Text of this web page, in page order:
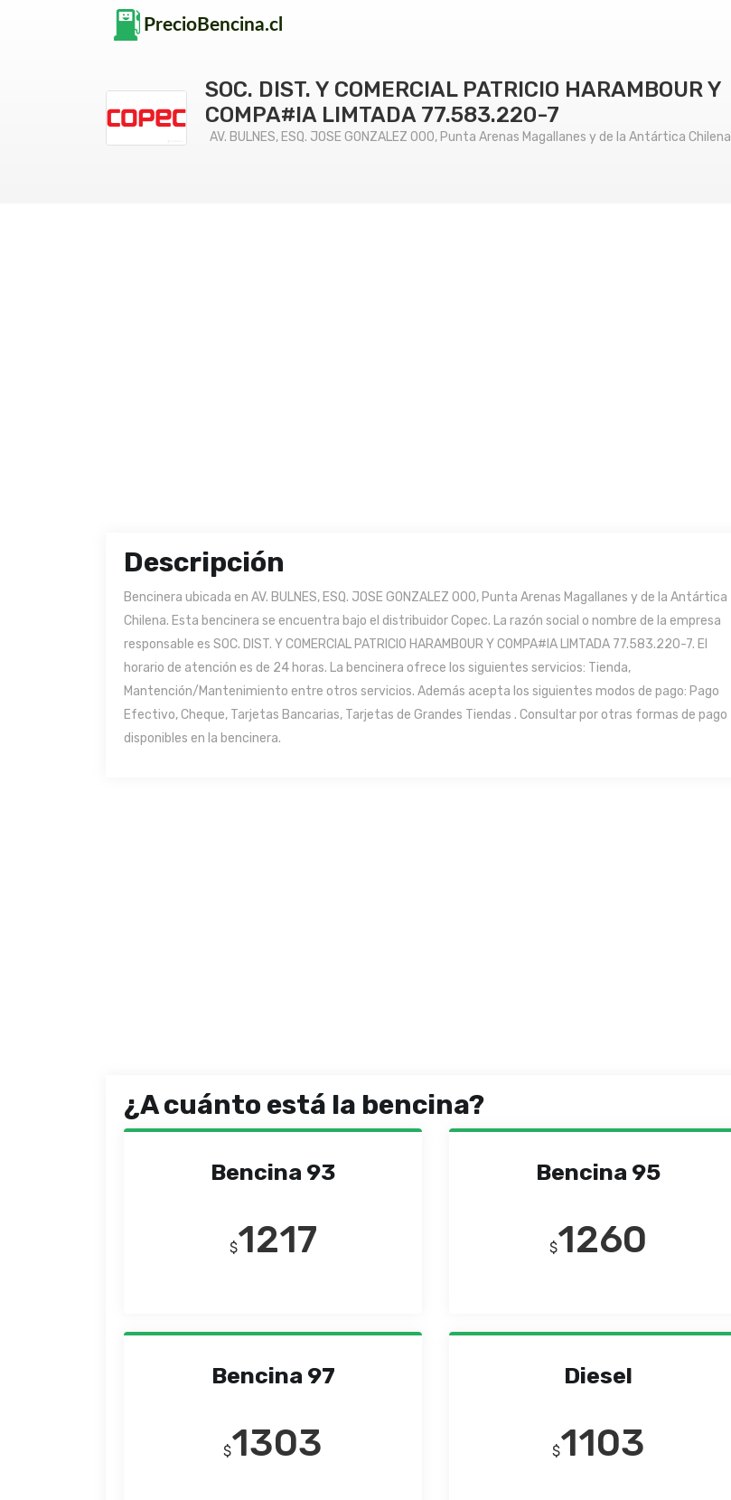
SOC. DIST. Y COMERCIAL PATRICIO HARAMBOUR Y
COMPA#IA LIMTADA 77.583.220-7
AV. BULNES, ESQ. JOSE GONZALEZ 000, Punta Arenas Magallanes y de la Antártica Chilena
Descripción
Bencinera ubicada en AV. BULNES, ESQ. JOSE GONZALEZ 000, Punta Arenas Magallanes y de la Antártica
Chilena. Esta bencinera se encuentra bajo el distribuidor Copec. La razón social o nombre de la empresa
responsable es SOC. DIST. Y COMERCIAL PATRICIO HARAMBOUR Y COMPA#IA LIMTADA 77.583.220-7. El
horario de atención es de 24 horas. La bencinera ofrece los siguientes servicios: Tienda,
Mantención/Mantenimiento entre otros servicios. Además acepta los siguientes modos de pago: Pago
Efectivo, Cheque, Tarjetas Bancarias, Tarjetas de Grandes Tiendas . Consultar por otras formas de pago
disponibles en la bencinera.
¿A cuánto está la bencina?
Bencina 93
$1217
Bencina 95
$1260
Bencina 97
$1303
Diesel
$1103